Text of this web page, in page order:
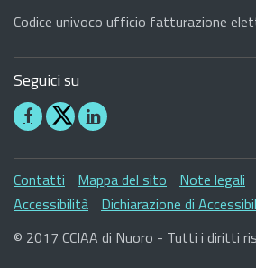
Codice univoco ufficio fatturazione
Seguici su
Seguici
su
Facebook
Seguici
su
Linkedin
Sezione
Link
Contatti Mappa del sito Note legali
Accessibilità
Dichiarazione di
© 2017 CCIAA di Nuoro - Tutti i diritti